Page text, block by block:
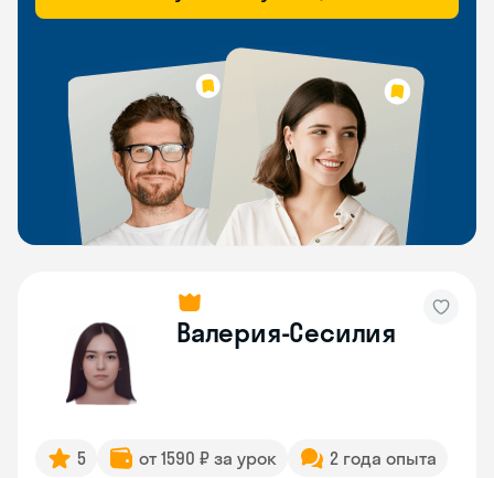
Валерия-Сесилия
5 от 1590 ₽ за урок 2 года опыта